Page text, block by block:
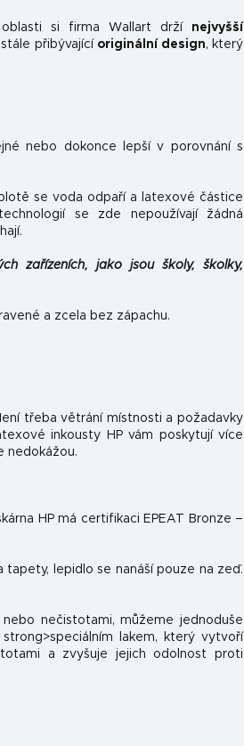
si firma Wallart drží nejvyšší
přibývající originální design, který
nebo dokonce lepší v porovnání s
se voda odpaří a latexové částice
se zde nepoužívají žádná
zařízeních, jako jsou školy, školky,
a zcela bez zápachu.
třeba větrání místnosti a požadavky
inkousty HP vám poskytují více
nedokážou.
HP má certifikaci EPEAT Bronze –
lepidlo se nanáší pouze na zeď.
nečistotami, můžeme jednoduše
lakem, který vytvoří
a zvyšuje jejich odolnost proti